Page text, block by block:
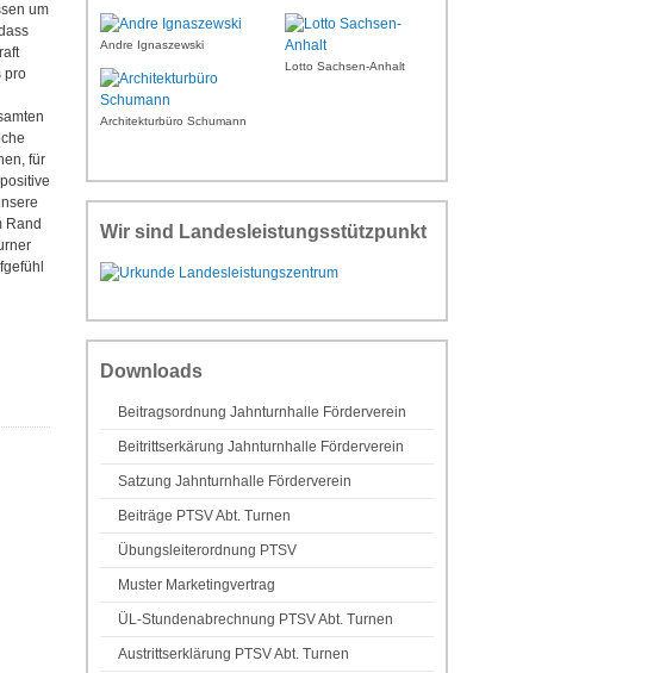
um
pro
für
Rand
Andre Ignaszewski
Lotto Sachsen-Anhalt
Architekturbüro Schumann
Wir sind Landesleistungsstützpunkt
Downloads
Beitragsordnung Jahnturnhalle Förderverein
Beitrittserkärung Jahnturnhalle Förderverein
Satzung Jahnturnhalle Förderverein
Beiträge PTSV Abt. Turnen
Übungsleiterordnung PTSV
Muster Marketingvertrag
ÜL-Stundenabrechnung PTSV Abt. Turnen
Austrittserklärung PTSV Abt. Turnen